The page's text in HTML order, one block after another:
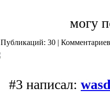
могу
Публикаций: 30 |
#3 написал: